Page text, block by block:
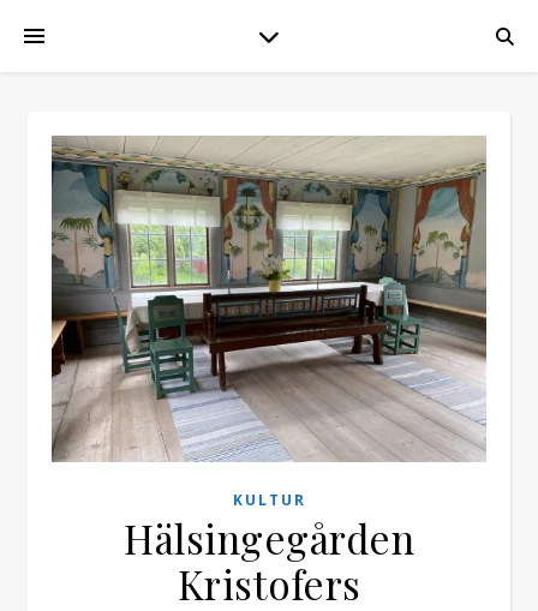
KULTUR
Hälsingegården
Kristofers